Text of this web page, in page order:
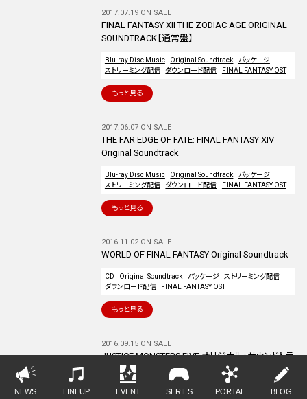
2017.07.19 ON SALE
FINAL FANTASY XII THE ZODIAC AGE ORIGINAL
SOUNDTRACK【通常盤】
Blu-ray Disc Music Original Soundtrack
パッケージ
ストリーミング配信
ダウンロード配信 FINAL FANTASY OST
もっと見る
2017.06.07 ON SALE
THE FAR EDGE OF FATE: FINAL FANTASY XIV
Original Soundtrack
Blu-ray Disc Music Original Soundtrack
パッケージ
ストリーミング配信
ダウンロード配信 FINAL FANTASY OST
もっと見る
2016.11.02 ON SALE
WORLD OF FINAL FANTASY Original Soundtrack
CD Original Soundtrack パッケージ
ストリーミング配信
ダウンロード配信
FINAL FANTASY OST
もっと見る
2016.09.15 ON SALE
JUSTICE MONSTERS FIVE オリジナル・サウンドトラ
ック From FFXV UNIVERSE
OTHERS CD Original Soundtrack
パッケージ
NEWS LINEUP EVENT SERIES PORTAL BLOG